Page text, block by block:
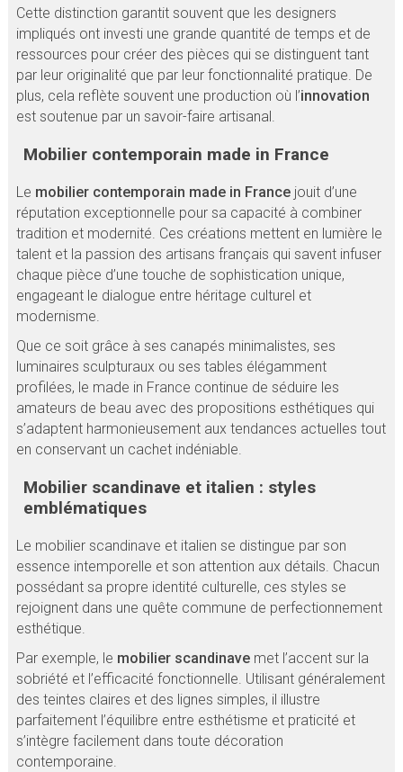
Cette distinction garantit souvent que les designers
impliqués ont investi une grande quantité de temps et de
ressources pour créer des pièces qui se distinguent tant
par leur originalité que par leur fonctionnalité pratique. De
plus, cela reflète souvent une production où l’innovation
est soutenue par un savoir-faire artisanal.
Mobilier contemporain made in France
Le mobilier contemporain made in Francejouit d’une
réputation exceptionnelle pour sa capacité à combiner
tradition et modernité. Ces créations mettent en lumière le
talent et la passion des artisans français qui savent infuser
chaque pièce d’une touche de sophistication unique,
engageant le dialogue entre héritage culturel et
modernisme.
Que ce soit grâce à ses canapés minimalistes, ses
luminaires sculpturaux ou ses tables élégamment
profilées, le made in France continue de séduire les
amateurs de beau avec des propositions esthétiques qui
s’adaptent harmonieusement aux tendances actuelles tout
en conservant un cachet indéniable.
Mobilier scandinave et italien : styles
emblématiques
Le mobilier scandinave et italien se distingue par son
essence intemporelle et son attention aux détails. Chacun
possédant sa propre identité culturelle, ces styles se
rejoignent dans une quête commune de perfectionnement
esthétique.
Par exemple, le mobilier scandinavemet l’accent sur la
sobriété et l’efficacité fonctionnelle. Utilisant généralement
des teintes claires et des lignes simples, il illustre
parfaitement l’équilibre entre esthétisme et praticité et
s’intègre facilement dans toute décoration
contemporaine.